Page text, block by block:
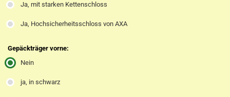
Ja, mit starken Kettenschloss
Ja, Hochsicherheitsschloss von AXA
Gepäckträger vorne:
Nein
ja, in schwarz